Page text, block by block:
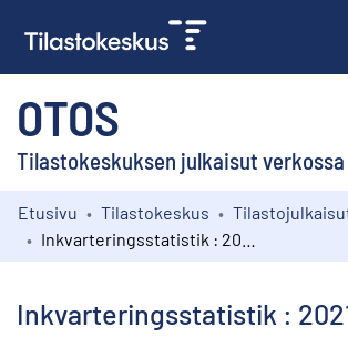
OTOS
Tilastokeskuksen julkaisut verkossa
Kokoelmat
Etusivu Tilastokeskus
Inkvarteringsstatistik :